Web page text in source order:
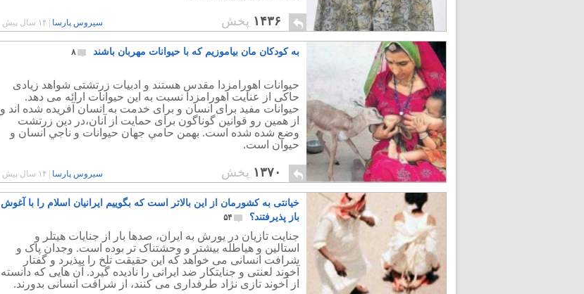
۱۴۳۶ پخش سیروس پارسا ۱۴ سال پیش
به کودکان مان بیاموزیم که با حیوانات مهربان باشند ۸
حيوانات اهورامزدا مقدس هستند و ادبيات زرتشتی شواهد زیادی
حاکی از عنايت اهورامزدا نسبت به اين حيوانات ارائه می دهد.
حيوانات مفيد برای انسان و برای خدمت به انسان آفريده شده اند و
از همين رو قوانين گوناگون برای حمايت از آنان،در دین زرتشت
وضع شده شده است. بهمن حامي جهان حيوانات و ناجي انسان و
حيوان است.
۱۳۷۰ پخش سیروس پارسا ۱۴ سال پیش
خیانتی به کشورمان از این بالاتر است که بگوییم ایرانیان اسلام را با آغوش
باز پذیرفتند؟
۵۴
جنایت تازیان در یورش به ایران، صدها بار از جنایات هیتلر و
استالین و هیاطله بیشتر و وحشتناک تر بوده است. وجدان پاک و
شرافت انسانی می خواهد که این حقیقت تلخ را بپذیرد و گفتار
آخوند لعنتی و جنایتکار ضد ایرانی را نادیده گیرد. آن هایی که دانسته
از آخوند تازی نژاد طرفداری می کنند، از شرافت انسانی بدورند.